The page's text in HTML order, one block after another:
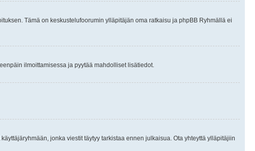
Tämä on keskustelufoorumin ylläpitäjän oma ratkaisu ja phpBB Ryhmällä ei
ilmoittamisessa ja pyytää mahdolliset lisätiedot.
jonka viestit täytyy tarkistaa ennen julkaisua. Ota yhteyttä ylläpitäjiin